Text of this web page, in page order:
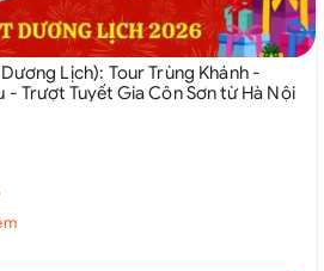
Lịch): Tour Trùng Khánh -
- Trượt Tuyết Gia Côn Sơn từ Hà Nội